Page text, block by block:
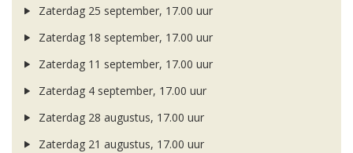
Zaterdag 25 september, 17.00 uur
Zaterdag 18 september, 17.00 uur
Zaterdag 11 september, 17.00 uur
Zaterdag 4 september, 17.00 uur
Zaterdag 28 augustus, 17.00 uur
Zaterdag 21 augustus, 17.00 uur